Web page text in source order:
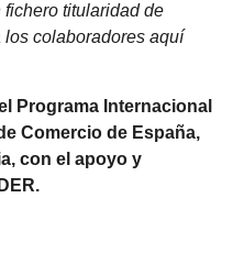
titularidad de
colaboradores aquí
Programa Internacional
Comercio de España,
con el apoyo y